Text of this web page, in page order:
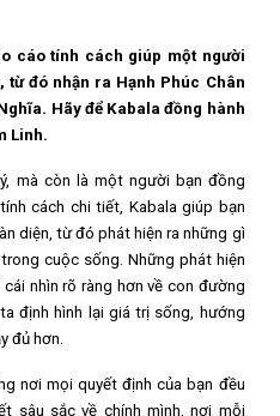
cáo tính cách giúp một người
từ đó nhận ra Hạnh Phúc Chân
Hãy để Kabala đồng hành
Linh.
mà còn là một người bạn đồng
cách chi tiết, Kabala giúp bạn
diện, từ đó phát hiện ra những gì
cuộc sống. Những phát hiện
nhìn rõ ràng hơn về con đường
định hình lại giá trị sống, hướng
đủ hơn.
nơi mọi quyết định của bạn đều
sâu sắc về chính mình, nơi mỗi